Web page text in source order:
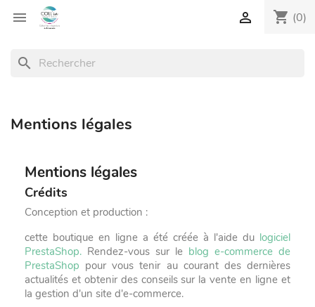
 shopping_cart (0)

search
Mentions légales
Mentions légales
Crédits
Conception et production :
cette boutique en ligne a été créée à l'aide du logiciel
PrestaShop. Rendez-vous sur le blog e-commerce de
PrestaShop pour vous tenir au courant des dernières
actualités et obtenir des conseils sur la vente en ligne et
la gestion d'un site d'e-commerce.